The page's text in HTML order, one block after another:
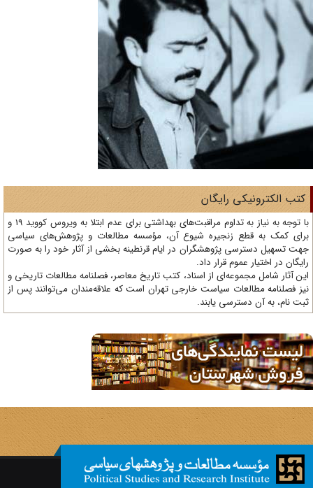
الکترونیکی رایگان
با توجه به نیاز به تداوم مراقبت‌های بهداشتی برای عدم ابتلا به ویروس کووید 19 و
کمک به قطع زنجیره شیوع آن، مؤسسه مطالعات و پژوهش‌های سیاسی
تسهیل دسترسی پژوهشگران در ایام قرنطینه بخشی از آثار خود را به صورت
در اختیار عموم قرار داد.
آثار شامل مجموعه‌ای از اسناد، کتب تاریخ معاصر، فصلنامه‌ مطالعات تاریخی و
فصلنامه مطالعات سیاست خارجی تهران است که علاقه‌مندان می‌توانند پس از
نام، به آن دسترسی یابند.